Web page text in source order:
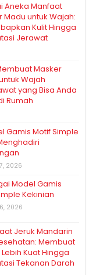
Aneka Manfaat
Madu untuk Wajah:
Kulit Hingga
Jerawat
Masker
Wajah
yang Bisa Anda
Rumah
Gamis Motif Simple
2026
Model Gamis
Kekinian
2026
Jeruk Mandarin
Membuat
Kuat Hingga
Tekanan Darah